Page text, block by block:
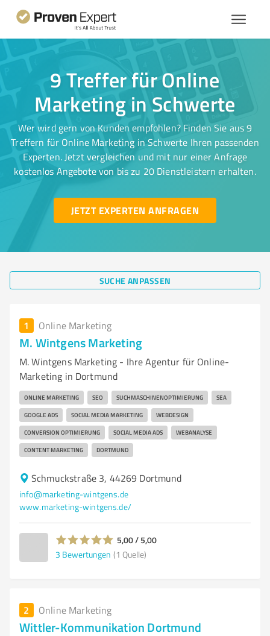
9 Treffer für Online
Marketing in Schwerte
Wer wird gern von Kunden empfohlen? Finden Sie aus 9
Treffern für Online Marketing in Schwerte Ihren passenden
Experten. Jetzt vergleichen und mit nur einer Anfrage
kostenlos Angebote von bis zu 20 Dienstleistern erhalten.
JETZT EXPERTEN ANFRAGEN
SUCHE ANPASSEN
1 Online Marketing
M. Wintgens Marketing
M. Wintgens Marketing - Ihre Agentur für Online-
Marketing in Dortmund
ONLINE MARKETING SEO SUCHMASCHINENOPTIMIERUNG SEA
GOOGLE ADS SOCIAL MEDIA MARKETING WEBDESIGN
CONVERSION OPTIMIERUNG SOCIAL MEDIA ADS WEBANALYSE
CONTENT MARKETING DORTMUND
Schmuckstraße 3, 44269 Dortmund
info@marketing-wintgens.de
www.marketing-wintgens.de/
5,00 / 5,00
3 Bewertungen (1 Quelle)
2 Online Marketing
Wittler-Kommunikation Dortmund